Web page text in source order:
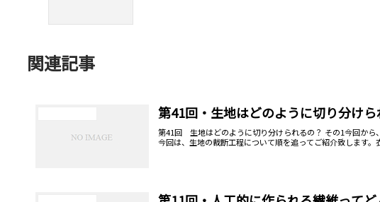
関連記事
第41回・生地はどのように切り分け
第41回 生地はどのように切り分けられるの？ その1今回から
今回は、生地の裁断工程について順を追ってご紹介致します。